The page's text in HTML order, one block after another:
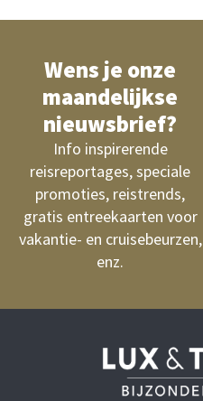
Wens je onze
maandelijkse
nieuwsbrief?
Info inspirerende
reisreportages, speciale
promoties, reistrends,
gratis entreekaarten voor
vakantie- en cruisebeurzen,
enz.